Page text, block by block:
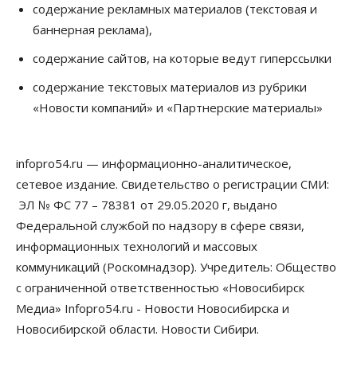
Бизнес Недвижимость Общество
Росреестр назвал главные причины
06 Августа 2026, 12:00
Телекоммуникации
В 16 населённых пунктах Мошковского района
Бизнес Право&Порядок
Злоумышленники опять атакуют
новосибирские компании через электронную
почту
06 Августа 2026, 11:00
Общество
Медики готовятся к второму пику активности
клещей в Новосибирской области
06 Августа 2026, 10:00
содержание рекламных материалов (текстовая и
баннерная реклама),
содержание сайтов, на которые ведут гиперссылки
содержание текстовых материалов из рубрики
«Новости компаний» и «Партнерские материалы»
infopro54.ru — информационно-аналитическое,
сетевое издание. Свидетельство о регистрации СМИ:
ЭЛ № ФС 77 – 78381 от 29.05.2020 г, выдано
Федеральной службой по надзору в сфере связи,
информационных технологий и массовых
коммуникаций (Роскомнадзор). Учредитель: Общество
с ограниченной ответственностью «Новосибирск
Медиа» Infopro54.ru - Новости Новосибирска и
Новосибирской области. Новости Сибири.